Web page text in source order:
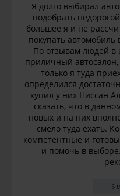
Я долго выбирал
подобрать
большее я и не
покупать
По отзывам людей в
приличный
только я туда
определился
купил у них Ниссан
сказать, что в
новых и на них
смело туда ехать.
компетентные и
и помочь в
5